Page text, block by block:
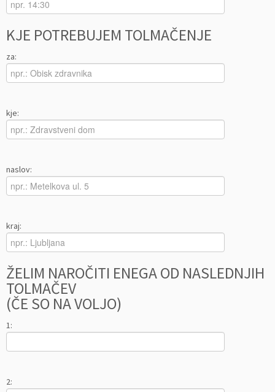
KJE POTREBUJEM TOLMAČENJE
za:
kje:
naslov:
kraj:
ŽELIM NAROČITI ENEGA OD NASLEDNJIH
TOLMAČEV
(ČE SO NA VOLJO)
1:
2: